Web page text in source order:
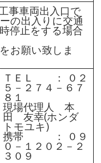
事車両出入口で
の出入りに交通
停止をする場合
お願い致しま
ＴＥＬ ： ０２
５－２７４－６７
８１
現場代理人 本
田 友幸(ホンダ
トモユキ)
携帯 ： ０９
０－１２０２－２
３０９